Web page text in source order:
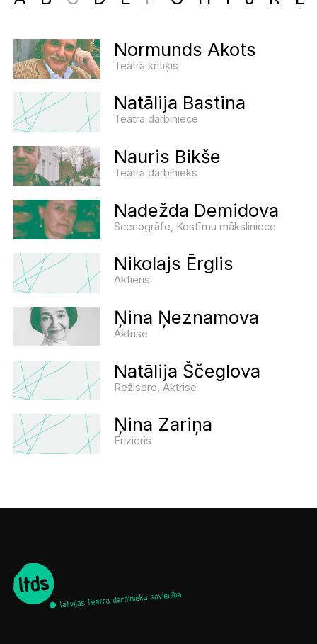
Normunds Akots
Teātra kritiķis
Natālija Bastina
Teātra darbiniece
Nauris Bikše
Teātra darbinieks
Nadežda Demidova
Scenogrāfe, Kostīmu māksliniece
Nikolajs Ērglis
Aktieris
Ņina Ņeznamova
Aktrise
Natālija Ščeglova
Režisore, Aktrise
Ņina Zariņa
Frizieris